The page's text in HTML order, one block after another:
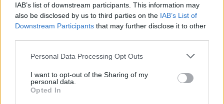
IAB’s list of downstream participants. This information may
also be disclosed by us to third parties on the IAB’s List of
Downstream Participants that may further disclose it to other
Please note that this website/app uses one or more Google
not limited to your visit or usage behaviour. You may click to
grant or deny consent to Google and its third-party tags to
use your data for below specified purposes in below Google
Personal Data Processing Opt Outs
I want to opt-out of the Sharing of my
personal data.
Opted In
Szólj hozzá!